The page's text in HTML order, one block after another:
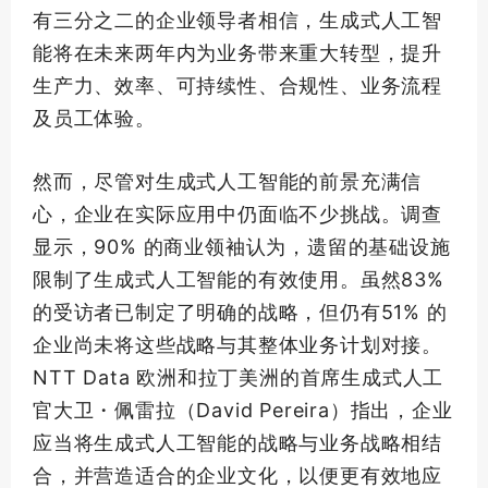
有三分之二的企业领导者相信，生成式人工智
能将在未来两年内为业务带来重大转型，提升
生产力、效率、可持续性、合规性、业务流程
及员工体验。
然而，尽管对生成式人工智能的前景充满信
心，企业在实际应用中仍面临不少挑战。调查
显示，90% 的商业领袖认为，遗留的基础设施
限制了生成式人工智能的有效使用。虽然83%
的受访者已制定了明确的战略，但仍有51% 的
企业尚未将这些战略与其整体业务计划对接。
NTT Data 欧洲和拉丁美洲的首席生成式人工
官大卫・佩雷拉（David Pereira）指出，企业
应当将生成式人工智能的战略与业务战略相结
合，并营造适合的企业文化，以便更有效地应